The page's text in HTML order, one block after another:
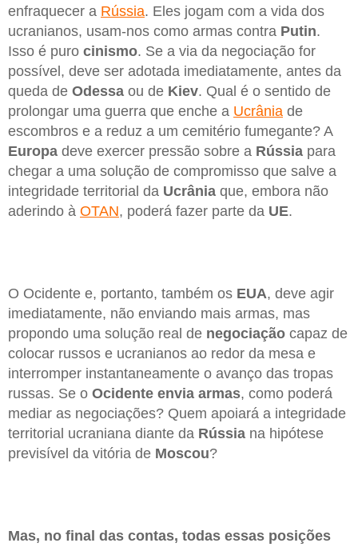
enfraquecer a Rússia. Eles jogam com a vida dos
ucranianos, usam-nos como armas contra Putin.
Isso é puro cinismo. Se a via da negociação for
possível, deve ser adotada imediatamente, antes da
queda de Odessa ou de Kiev. Qual é o sentido de
prolongar uma guerra que enche a Ucrânia de
escombros e a reduz a um cemitério fumegante? A
Europa deve exercer pressão sobre a Rússia para
chegar a uma solução de compromisso que salve a
integridade territorial da Ucrânia que, embora não
aderindo à OTAN, poderá fazer parte da UE.
O Ocidente e, portanto, também os EUA, deve agir
imediatamente, não enviando mais armas, mas
propondo uma solução real de negociação capaz de
colocar russos e ucranianos ao redor da mesa e
interromper instantaneamente o avanço das tropas
russas. Se o Ocidente envia armas, como poderá
mediar as negociações? Quem apoiará a integridade
territorial ucraniana diante da Rússia na hipótese
previsível da vitória de Moscou?
Mas, no final das contas, todas essas posições